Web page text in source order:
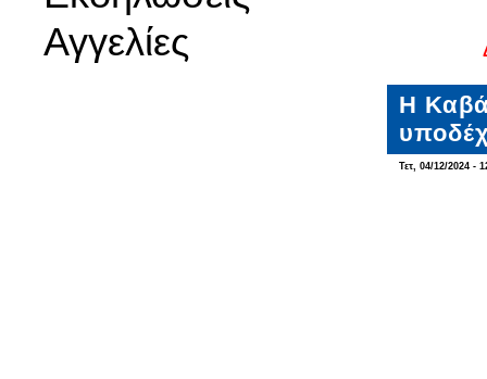
Αγγελίες
Η
Τετ, 04/12/2024 -